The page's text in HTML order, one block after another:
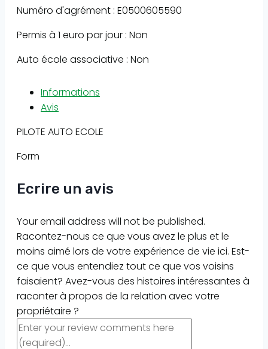
Numéro d'agrément : E0500605590
Permis à 1 euro par jour : Non
Auto école associative : Non
Informations
Avis
PILOTE AUTO ECOLE
Form
Ecrire un avis
Your email address will not be published.
Racontez-nous ce que vous avez le plus et le
moins aimé lors de votre expérience de vie ici. Est-
ce que vous entendiez tout ce que vos voisins
faisaient? Avez-vous des histoires intéressantes à
raconter à propos de la relation avec votre
propriétaire ?